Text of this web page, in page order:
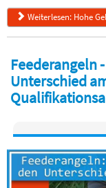
Weiterlesen: Hohe
Feederangeln
Unterschied